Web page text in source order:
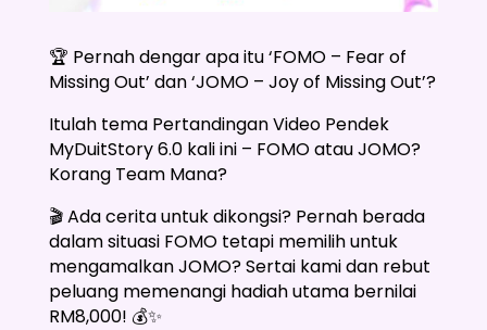
🏆 Pernah dengar apa itu ‘FOMO – Fear of
Missing Out’ dan ‘JOMO – Joy of Missing Out’?
Itulah tema Pertandingan Video Pendek
MyDuitStory 6.0 kali ini – FOMO atau JOMO?
Korang Team Mana?
🎬 Ada cerita untuk dikongsi? Pernah berada
dalam situasi FOMO tetapi memilih untuk
mengamalkan JOMO? Sertai kami dan rebut
peluang memenangi hadiah utama bernilai
RM8,000! 💰✨